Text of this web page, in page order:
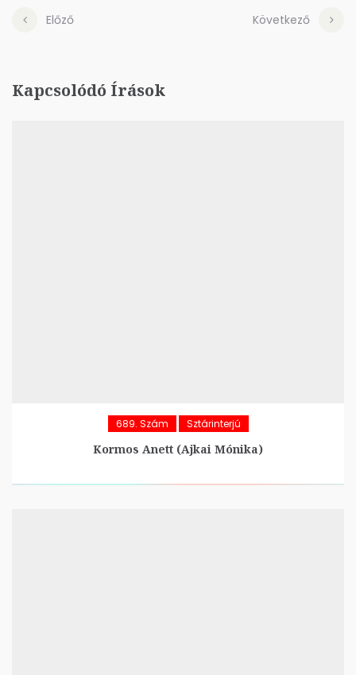
Előző Következő
Kapcsolódó Írások
689. Szám Sztárinterjú
Kormos Anett (Ajkai Mónika)